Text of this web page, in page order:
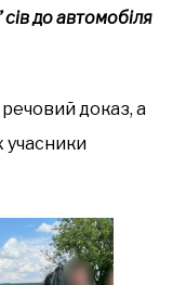
до автомобіля
речовий доказ, а
учасники